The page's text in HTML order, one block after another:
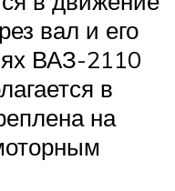
вал и его
ВАЗ-2110
в
на